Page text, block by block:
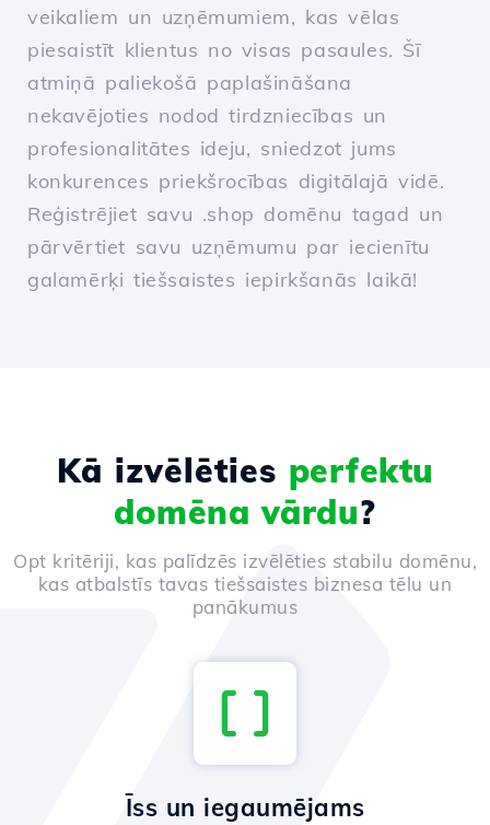
veikaliem un uzņēmumiem, kas vēlas
piesaistīt klientus no visas pasaules. Šī
atmiņā paliekošā paplašināšana
nekavējoties nodod tirdzniecības un
profesionalitātes ideju, sniedzot jums
konkurences priekšrocības digitālajā vidē.
Reģistrējiet savu .shop domēnu tagad un
pārvērtiet savu uzņēmumu par iecienītu
galamērķi tiešsaistes iepirkšanās laikā!
Kā izvēlēties perfektu
domēna vārdu?
Opt kritēriji, kas palīdzēs izvēlēties stabilu domēnu,
kas atbalstīs tavas tiešsaistes biznesa tēlu un
panākumus
Īss un iegaumējams